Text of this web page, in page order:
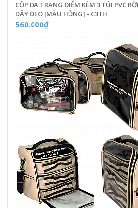
CỐP DA TRANG ĐIỂM KÈM 3 TÚI PVC
DÂY ĐEO [MÀU HỒNG] - C3TH
560.000₫